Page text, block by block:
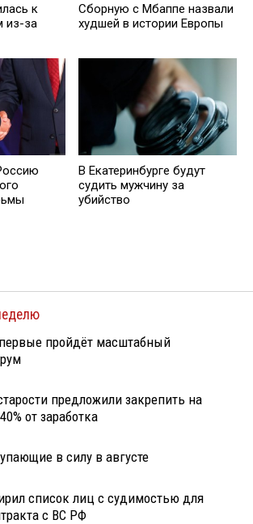
к
из-за
Сборную с Мбаппе назвали
худшей в истории Европы
В Екатеринбурге будут
судить мужчину за
убийство
пройдёт масштабный
предложили закрепить на
от заработка
в силу в августе
список лиц с судимостью для
с ВС РФ